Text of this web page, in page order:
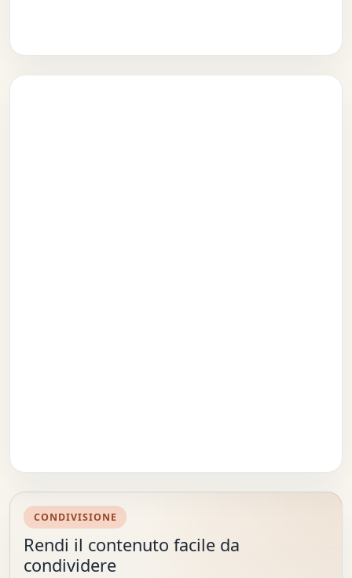
CONDIVISIONE
Rendi il contenuto facile da
condividere